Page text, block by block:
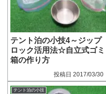
テント泊の小技4～ジップ
ロック活用法☆自立式ゴミ
箱の作り方
2017/03/30
テント泊の小技